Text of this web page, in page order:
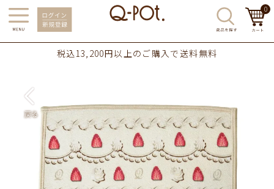
0
税込13,200円以上のご購入で送料無料